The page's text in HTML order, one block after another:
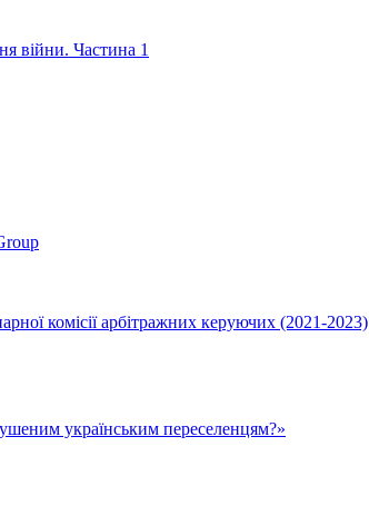
війни. Частина 1
комісії арбітражних керуючих (2021-2023)
українським переселенцям?»